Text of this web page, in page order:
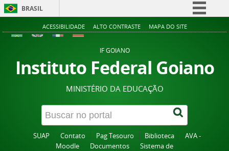
BRASIL
Simplifique!
Acesso à informação
Legislação
Canais
ACESSIBILIDADE ALTO CONTRASTE MAPA DO SITE
IF GOIANO
Instituto Federal Goiano
MINISTÉRIO DA EDUCAÇÃO
SUAP Contato Pag Tesouro Biblioteca
AVA -
Moodle
Documentos
Sistema de